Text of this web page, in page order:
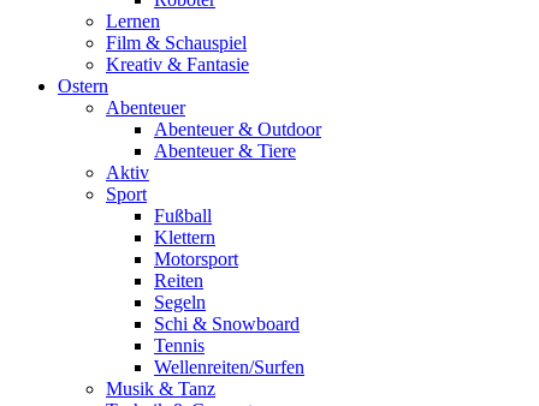
Lernen
Film & Schauspiel
Kreativ & Fantasie
Ostern
Abenteuer
Abenteuer & Outdoor
Abenteuer & Tiere
Aktiv
Sport
Fußball
Klettern
Motorsport
Reiten
Segeln
Schi & Snowboard
Tennis
Wellenreiten/Surfen
Musik & Tanz